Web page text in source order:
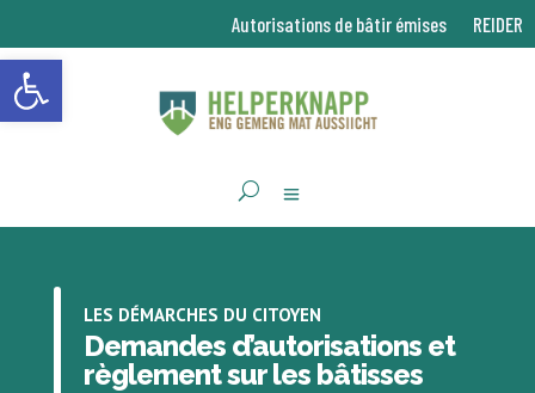
Ouvrir la barre d’outils
Autorisations de bâtir émises REIDER
LES DÉMARCHES DU CITOYEN
Demandes d’autorisations et
règlement sur les bâtisses